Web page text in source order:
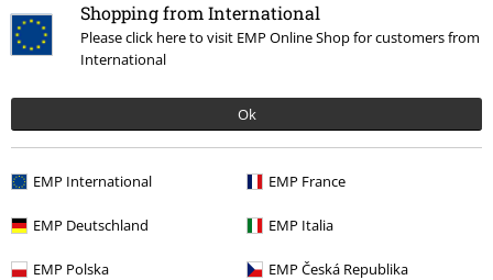
Shopping from International
Please click here to visit EMP Online Shop for customers from
International
Ok
EMP International EMP France
EMP Deutschland EMP Italia
EMP Polska EMP Česká Republika
Frank B.
2 Bewertungen
Perfekt